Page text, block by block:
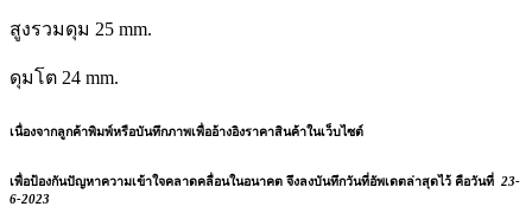
สูงรวมดุม 25 mm.
ดุมโต 24 mm.
เนื่องจากลูกค้าพิมพ์หรือบันทึกภาพเพื่ออ้างอิงราคาสินค้าในเว็บไซต์
เพื่อป้องกันปัญหาความเข้าใจคลาดคลื่อนในอนาคต จึงลงบันทึกวันที่อัพเดตล่าสุดไว้ คือวันที่ 23-
6-2023